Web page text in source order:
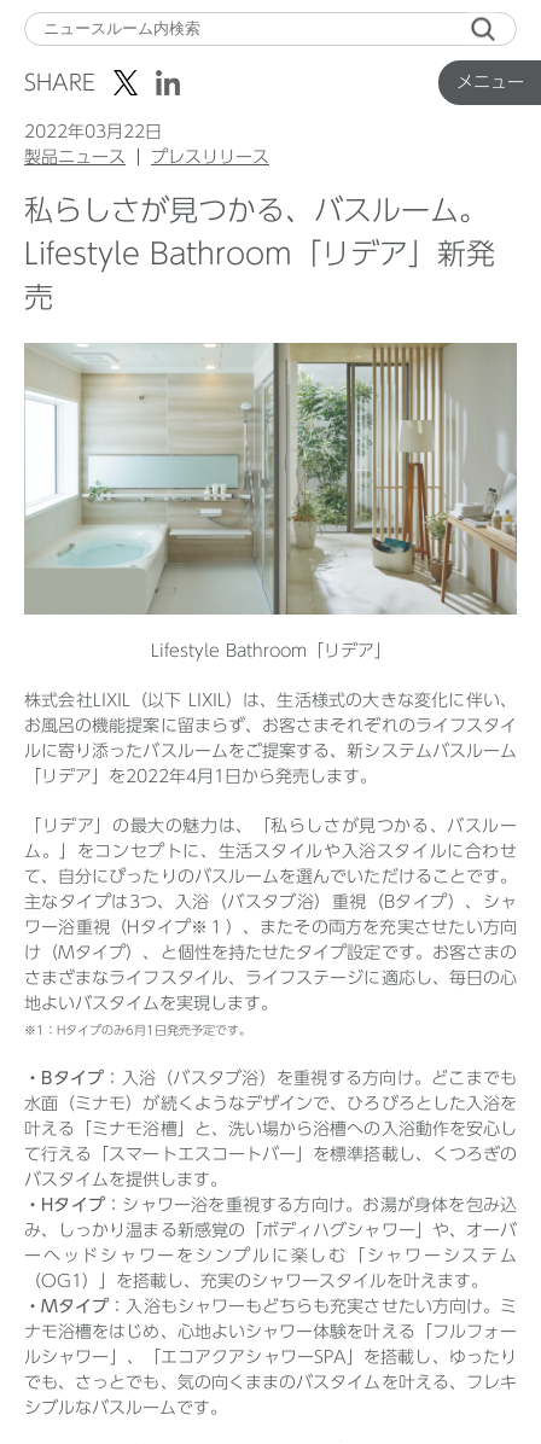
メニュー
ニ
ュ
Top
企業ニュース
国内製品ニュース
グローバル製品ニュース
IR ニュース
企業ニュースアーカイブ
製品ニュースアーカイブ
SHARE
2022年03月22日
製品ニュース
プレスリリース
私らしさが見つかる、バスルーム。
Lifestyle Bathroom「リデア」新発
売
Lifestyle Bathroom「リデア」
株式会社LIXIL（以下 LIXIL）は、生活様式の大きな変化に伴い、
お風呂の機能提案に留まらず、お客さまそれぞれのライフスタイ
ルに寄り添ったバスルームをご提案する、新システムバスルーム
「リデア」を2022年4月1日から発売します。
「リデア」の最大の魅力は、「私らしさが見つかる、バスルー
ム。」をコンセプトに、生活スタイルや入浴スタイルに合わせ
て、自分にぴったりのバスルームを選んでいただけることです。
主なタイプは3つ、入浴（バスタブ浴）重視（Bタイプ）、シャ
ワー浴重視（Hタイプ※１）、またその両方を充実させたい方向
け（Mタイプ）、と個性を持たせたタイプ設定です。お客さまの
さまざまなライフスタイル、ライフステージに適応し、毎日の心
地よいバスタイムを実現します。
※1：Hタイプのみ6月1日発売予定です。
・Bタイプ ：入浴（バスタブ浴）を重視する方向け。どこまでも
水面（ミナモ）が続くようなデザインで、ひろびろとした入浴を
叶える「ミナモ浴槽」と、洗い場から浴槽への入浴動作を安心し
て行える「スマートエスコートバー」を標準搭載し、くつろぎの
バスタイムを提供します。
・Hタイプ ：シャワー浴を重視する方向け。お湯が身体を包み込
み、しっかり温まる新感覚の「ボディハグシャワー」や、オーバ
ーヘッドシャワーをシンプルに楽しむ「シャワーシステム
（OG1）」を搭載し、充実のシャワースタイルを叶えます。
・Mタイプ ：入浴もシャワーもどちらも充実させたい方向け。ミ
ナモ浴槽をはじめ、心地よいシャワー体験を叶える「フルフォー
ルシャワー」、「エコアクアシャワーSPA」を搭載し、ゆったり
でも、さっとでも、気の向くままのバスタイムを叶える、フレキ
シブルなバスルームです。